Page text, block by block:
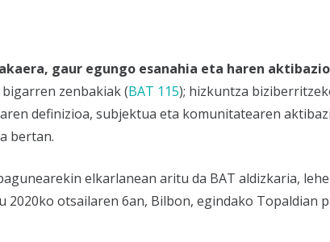
gaur egungo esanahia eta haren
zenbakiak (BAT 115); hizkuntza
definizioa, subjektua eta komunitatearen
bertan.
elkarlanean aritu da BAT aldizkaria,
2020ko otsailaren 6an, Bilbon, egindako Topaldian